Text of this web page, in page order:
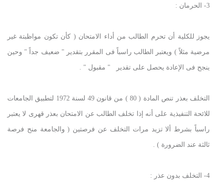
3- الحرمان :
يجوز للكلية أن تحرم الطالب من أداء الامتحان ( كأن تكون مواظبتة غير
مرضية مثلاً ) ويعتبر الطالب راسباً فى المقرر بتقدير " ضعيف جداً " وحين
ينجح فى الإعادة يحصل على تقدير " مقبول " .
التخلف بعذر تنص المادة ( 80 ) من قانون 49 لسنة 1972 لتطبيق الجامعات
للائحة التنفيذية على أنه إذا تخلف الطالب عن الامتحان بعذر قهرى لا يعتبر
راسباً بشرط ألا تزيد مرات التخلف عن فرصتين ( والجامعة منح فرصة
ثالثة عند الضرورة ) .
4- التخلف بدون عذر :